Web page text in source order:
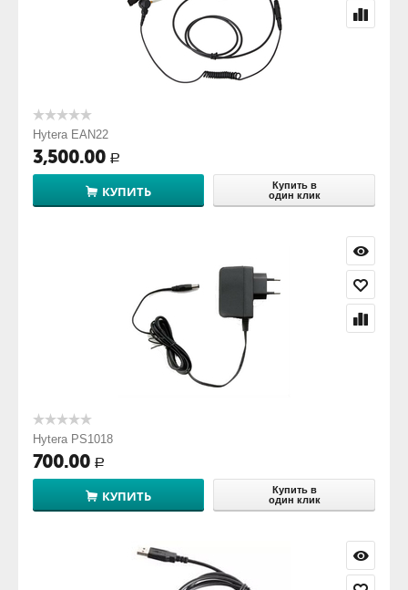
Hytera EAN22
3,500.00 Р
КУПИТЬ
Купить в
один клик
Hytera PS1018
700.00 Р
КУПИТЬ
Купить в
один клик